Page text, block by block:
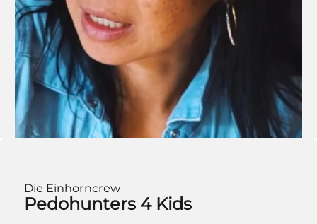
Pedohunters 4 Kids
Die Einhorncrew